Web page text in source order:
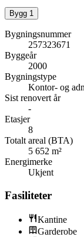
Bygg 1
Bygningsnummer
257323671
Byggeår
2000
Bygningstype
Kontor- og
Sist renovert år
-
Etasjer
8
Totalt areal (BTA)
5 652 m²
Energimerke
Ukjent
Fasiliteter
Kantine
Garderobe